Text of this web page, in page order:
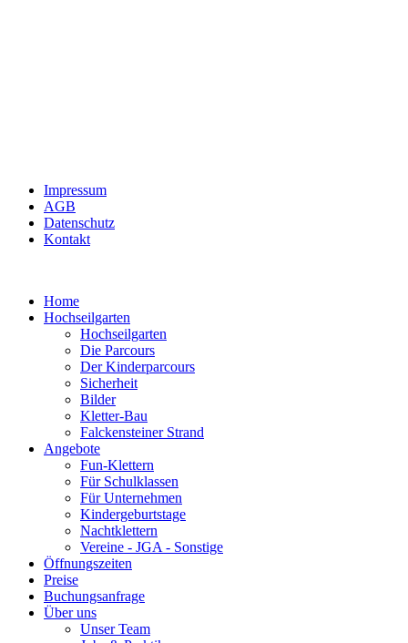
Impressum
AGB
Datenschutz
Kontakt
Home
Hochseilgarten
Hochseilgarten
Die Parcours
Der Kinderparcours
Sicherheit
Bilder
Kletter-Bau
Falckensteiner Strand
Angebote
Fun-Klettern
Für Schulklassen
Für Unternehmen
Kindergeburtstage
Nachtklettern
Vereine - JGA - Sonstige
Öffnungszeiten
Preise
Buchungsanfrage
Über uns
Unser Team